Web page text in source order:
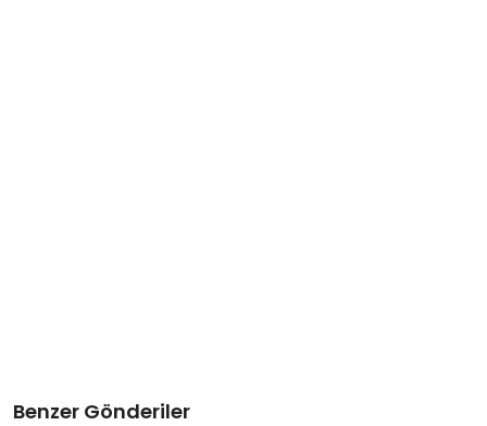
Benzer Gönderiler